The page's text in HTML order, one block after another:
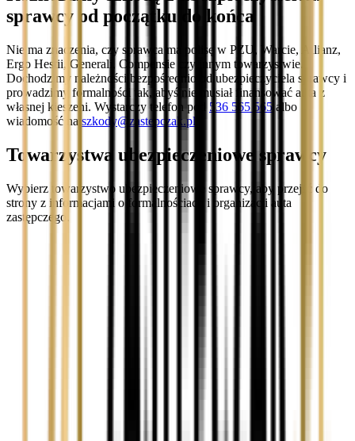
sprawcy od początku do końca
Nie ma znaczenia, czy sprawca ma polisę w PZU, Warcie, Allianz,
Ergo Hestii, Generali, Compensie czy innym towarzystwie.
Dochodzimy należności bezpośrednio od ubezpieczyciela sprawcy i
prowadzimy formalności tak, abyś nie musiał finansować auta z
własnej kieszeni. Wystarczy telefon pod 536 565 565 albo
wiadomość na szkody@zastepczak.pl
Towarzystwa ubezpieczeniowe sprawcy
Wybierz towarzystwo ubezpieczeniowe sprawcy, aby przejść do
strony z informacjami o formalnościach i organizacji auta
zastępczego.